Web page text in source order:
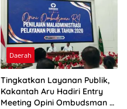
Daerah
Tingkatkan Layanan Publik,
Kakantah Aru Hadiri Entry
Meeting Opini Ombudsman RI